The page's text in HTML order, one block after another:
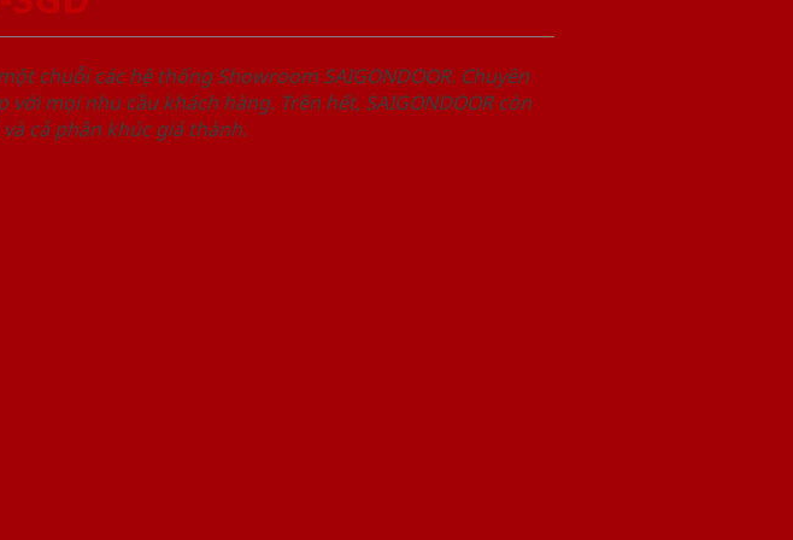
chuỗi các hệ thống Showroom SAIGONDOOR. Chuyên
mọi nhu cầu khách hàng. Trên hết, SAIGONDOOR còn
cả phân khúc giá thành.